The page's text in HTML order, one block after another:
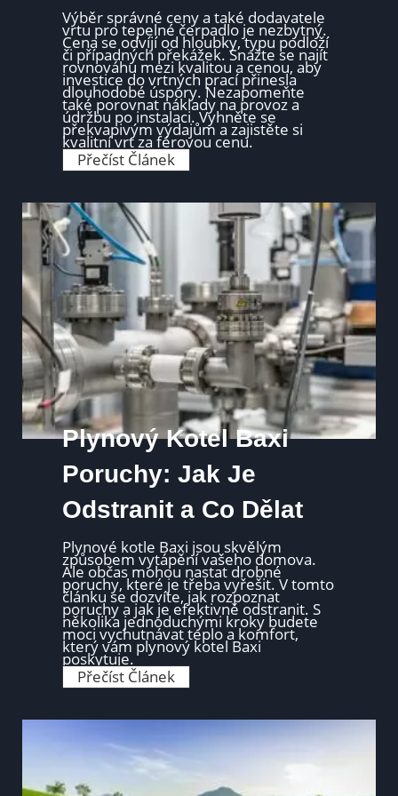
e
O
d
s
t
r
a
n
i
t
a
C
o
D
l
Výběr správné ceny a také dodavatele
vrtu pro tepelné čerpadlo je nezbytný.
Cena se odvíjí od hloubky, typu podloží
či případných překážek. Snažte se najít
rovnováhu mezi kvalitou a cenou, aby
investice do vrtných prací přinesla
dlouhodobé úspory. Nezapomeňte
také porovnat náklady na provoz a
údržbu po instalaci. Vyhněte se
překvapivým výdajům a zajistěte si
kvalitní vrt za férovou cenu.
Přečíst ČlánekK
o
k
v
t
y
p
r
o
t
e
p
e
n
é
e
r
a
d
o
?
C
e
n
a
a
n
á
k
l
a
d
Plynový Kotel Baxi
Poruchy: Jak Je
Odstranit a Co Dělat
Plynové kotle Baxi jsou skvělým
způsobem vytápění vašeho domova.
Ale občas mohou nastat drobné
poruchy, které je třeba vyřešit. V tomto
článku se dozvíte, jak rozpoznat
poruchy a jak je efektivně odstranit. S
několika jednoduchými kroky budete
moci vychutnávat teplo a komfort,
který vám plynový kotel Baxi
poskytuje.
Přečíst ČlánekP
l
o
v
ý
K